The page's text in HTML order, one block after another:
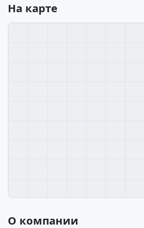
На карте
О компании